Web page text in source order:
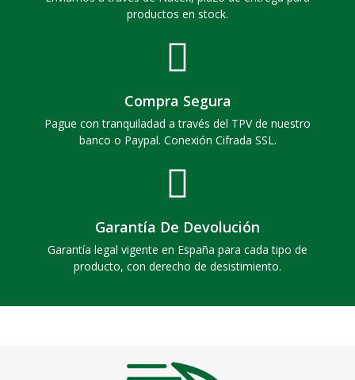
productos en stock.
Compra Segura
Pague con tranquiladad a través del TPV de nuestro
banco o Paypal. Conexión Cifrada SSL.
Garantía De Devolución
Garantía legal vigente en España para cada tipo de
producto, con derecho de desistimiento.